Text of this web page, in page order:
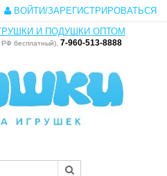
ВОЙТИ/ЗАРЕГИСТРИРОВАТЬСЯ
И ПОДУШКИ ОПТОМ
РФ бесплатный), 7-960-513-8888